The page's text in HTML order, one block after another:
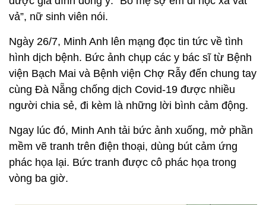
vả”, nữ sinh viên nói.
Ngày 26/7, Minh Anh lên mạng đọc tin tức về tình
hình dịch bệnh. Bức ảnh chụp các y bác sĩ từ Bệnh
viện Bạch Mai và Bệnh viện Chợ Rẫy đến chung tay
cùng Đà Nẵng chống dịch Covid-19 được nhiều
người chia sẻ, đi kèm là những lời bình cảm động.
Ngay lúc đó, Minh Anh tải bức ảnh xuống, mở phần
mềm vẽ tranh trên điện thoại, dùng bút cảm ứng
phác họa lại. Bức tranh được cô phác họa trong
vòng ba giờ.